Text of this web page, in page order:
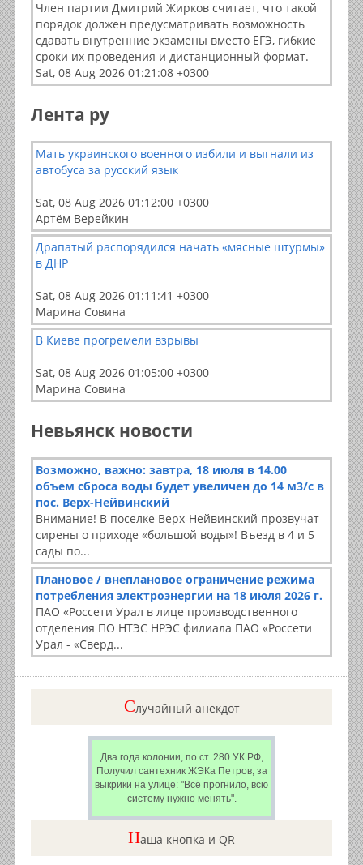
Член партии Дмитрий Жирков считает, что такой
порядок должен предусматривать возможность
сдавать внутренние экзамены вместо ЕГЭ, гибкие
сроки их проведения и дистанционный формат.
Sat, 08 Aug 2026 01:21:08 +0300
Лента ру
Мать украинского военного избили и выгнали из
автобуса за русский язык
Sat, 08 Aug 2026 01:12:00 +0300
Артём Верейкин
Драпатый распорядился начать «мясные штурмы»
в ДНР
Sat, 08 Aug 2026 01:11:41 +0300
Марина Совина
В Киеве прогремели взрывы
Sat, 08 Aug 2026 01:05:00 +0300
Марина Совина
Невьянск новости
Возможно, важно: завтра, 18 июля в 14.00
объем сброса воды будет увеличен до 14 м3/с в
пос. Верх-Нейвинский
Внимание! В поселке Верх-Нейвинский прозвучат
сирены о приходе «большой воды»! Въезд в 4 и 5
сады по...
Плановое / внеплановое ограничение режима
потребления электроэнергии на 18 июля 2026 г.
ПАО «Россети Урал в лице производственного
отделения ПО НТЭС НРЭС филиала ПАО «Россети
Урал - «Сверд...
Cлучайный анекдот
Два года колонии, по ст. 280 УК РФ,
Получил сантехник ЖЭКа Петров, за
выкрики на улице: "Всё прогнило, всю
систему нужно менять".
Наша кнопка и QR